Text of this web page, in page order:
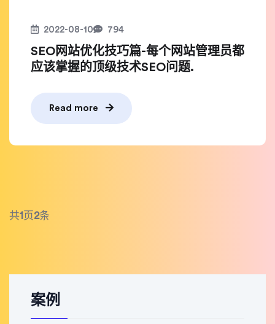
2022-08-10 794
SEO网站优化技巧篇-每个网站管理员都
应该掌握的顶级技术SEO问题.
Read more
共1 页2条
案例